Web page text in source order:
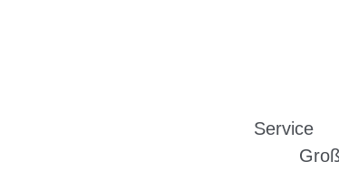
Service